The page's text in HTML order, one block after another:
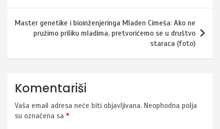
Master genetike i bioinženjeringa Mladen Cimeša: Ako ne
pružimo priliku mladima, pretvorićemo se u društvo
staraca (foto)
Komentariši
Vaša email adresa neće biti objavljivana. Neophodna polja
su označena sa *